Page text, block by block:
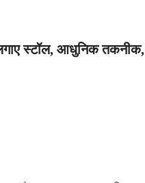
लगाए स्टॉल, आधुनिक तकनीक,